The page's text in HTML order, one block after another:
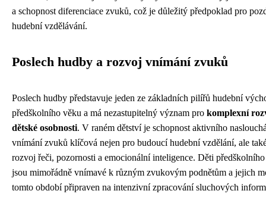
a schopnost diferenciace zvuků, což je důležitý předpoklad pro
hudební vzdělávání.
Poslech hudby a rozvoj vnímání zvuků
Poslech hudby představuje jeden ze základních pilířů hudební
předškolního věku a má nezastupitelný význam pro komplexní
dětské osobnosti. V raném dětství je schopnost aktivního
vnímání zvuků klíčová nejen pro budoucí hudební vzdělání, ale
rozvoj řeči, pozornosti a emocionální inteligence. Děti
jsou mimořádně vnímavé k různým zvukovým podnětům a jejich
tomto období připraven na intenzivní zpracování sluchových